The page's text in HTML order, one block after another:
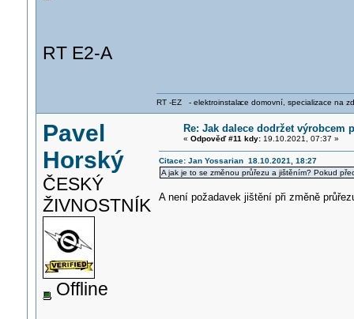
RT E2-A
RT -EZ - elektroinstalace domovní, specializace na
Pavel
Horský
ČESKÝ
ŽIVNOSTNÍK
Offline
Re: Jak dalece dodržet výrobcem
« Odpověď #11 kdy:19.10.2021, 07:37 »
Citace: Jan Yossarian 18.10.2021, 18:27
A jak je to se změnou průřezu a jištěním? Pokud
A není požadavek jištění při změně